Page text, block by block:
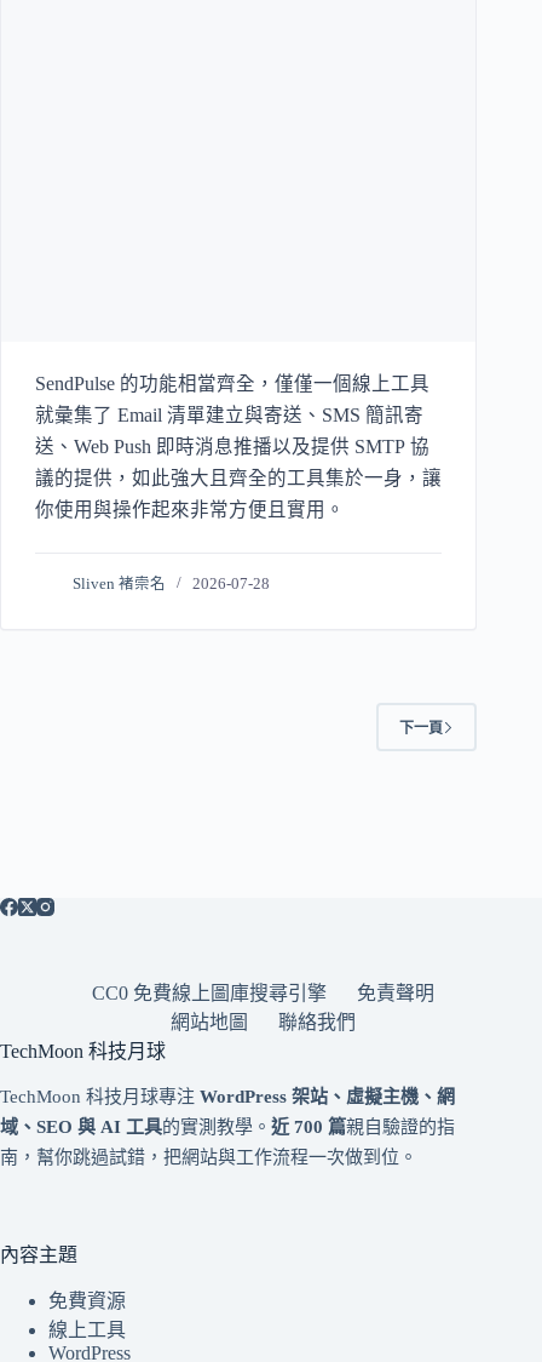
SendPulse 的功能相當齊全，僅僅一個線上工具
就彙集了 Email 清單建立與寄送、SMS 簡訊寄
送、Web Push 即時消息推播以及提供 SMTP 協
議的提供，如此強大且齊全的工具集於一身，讓
你使用與操作起來非常方便且實用。
Sliven 褚崇名 2026-07-28
下一頁
CC0 免費線上圖庫搜尋引擎
免責聲明
網站地圖
聯絡我們
TechMoon 科技月球
TechMoon 科技月球專注 WordPress 架站、虛擬主機、網
域、SEO 與 AI 工具的實測教學。 近 700 篇親自驗證的指
南，幫你跳過試錯，把網站與工作流程一次做到位。
內容主題
免費資源
線上工具
WordPress